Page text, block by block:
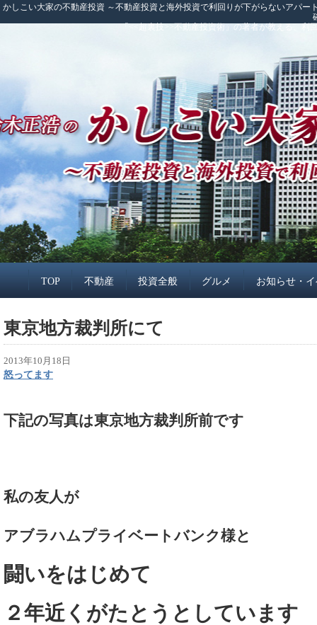
かしこい大家の不動産投資 ～不動産投資と海外投資で利回りが下がらないアパ
「<<超裏技>>不動産投資術」の著者が教える、
TOP 不動産 投資全般 グルメ お知らせ・
東京地方裁判所にて
2013年10月18日
怒ってます
下記の写真は東京地方裁判所前です
私の友人が
アブラハムプライベートバンク様と
闘いをはじめて
２年近くがたとうとしています